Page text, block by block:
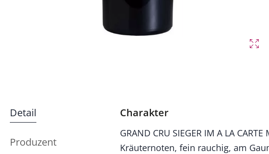
Detail
Produzent
Charakter
GRAND CRU SIEGER IM A LA
Kräuternoten, fein rauchig, am